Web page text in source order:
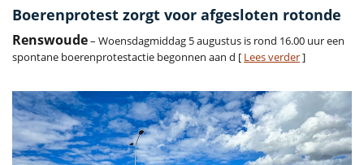
Boerenprotest zorgt voor afgesloten rotonde
Renswoude– Woensdagmiddag 5 augustus is rond 16.00 uur een
spontane boerenprotestactie begonnen aan d [ Lees verder]